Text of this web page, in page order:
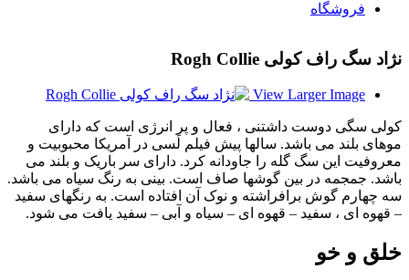
فروشگاه
نژاد سگ راف کولی Rogh Collie
View Larger Image
کولی سگی دوست داشتنی ، فعال و پر انرژی است که دارای
موهای بلند می باشد. سالها پیش فیلم لَسی در آمریکا محبوبیت و
معروفیت این سگ گله را جاودانه کرد. دارای سر باریک و بلند می
باشد. جمجمه در بین گوشها صاف است. بینی به رنگ سیاه می باشد.
سه چهارم گوش برافراشته و نوک آن افتاده است. به رنگهای سفید
– قهوه ای ، سفید – قهوه ای – سیاه و آبی – سفید یافت می شود.
خلق و خو